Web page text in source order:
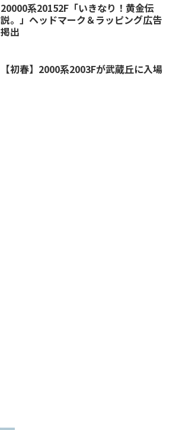
20000系20152F「いきなり！黄金伝
説。」ヘッドマーク＆ラッピング広告
掲出
【初春】2000系2003Fが武蔵丘に入場